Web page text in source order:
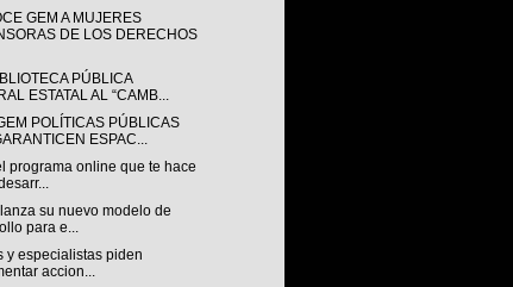
GEM A MUJERES
DE LOS DERECHOS
PÚBLICA
ESTATAL AL “CAMB...
POLÍTICAS PÚBLICAS
ESPAC...
programa online que te hace
su nuevo modelo de
para e...
y especialistas piden
accion...